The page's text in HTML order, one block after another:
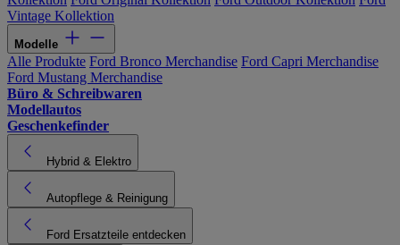
Vintage Kollektion
Modelle
Alle Produkte Ford Bronco Merchandise Ford Capri Merchandise
Ford Mustang Merchandise
Büro & Schreibwaren
Modellautos
Geschenkefinder
Hybrid & Elektro
Autopflege & Reinigung
Ford Ersatzteile entdecken